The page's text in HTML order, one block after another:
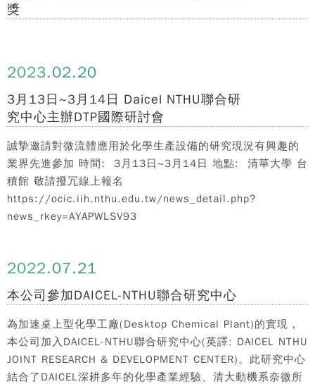
獎
2023.02.20
3月13日~3月14日 Daicel NTHU聯合研
究中心主辦DTP國際研討會
誠摯邀請對微流體應用於化學生產設備的研究現況有興趣的
業界先進參加 時間: 3月13日~3月14日 地點: 清華大學 台
積館 敬請撥冗線上報名
https://ocic.iih.nthu.edu.tw/news_detail.php?
news_rkey=AYAPWLSV93
2022.07.21
本公司參加DAICEL-NTHU聯合研究中心
為加速桌上型化學工廠(Desktop Chemical Plant)的實現，
本公司加入DAICEL-NTHU聯合研究中心(英譯: DAICEL NTHU
JOINT RESEARCH & DEVELOPMENT CENTER)。此研究中心
結合了DAICEL深耕多年的化學產業經驗、清大動機系奈微所